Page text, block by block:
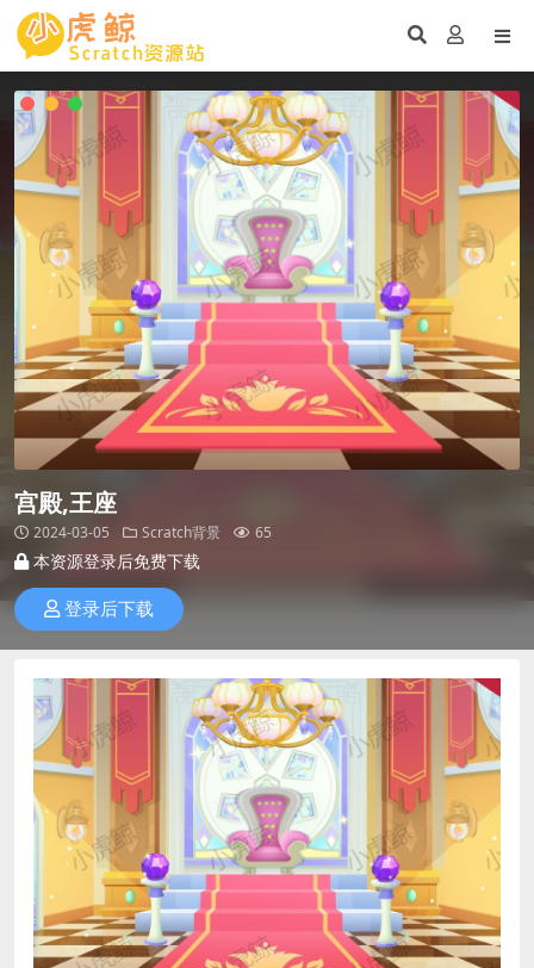
宫殿,王座
2024-03-05 Scratch背景 65
本资源登录后免费下载
登录后下载